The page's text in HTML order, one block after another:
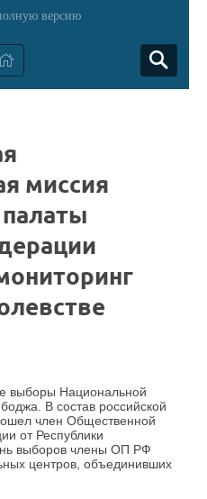
версию
миссия
выборы Национальной
В состав российской
член Общественной
от Республики
выборов члены ОП РФ
центров, объединивших